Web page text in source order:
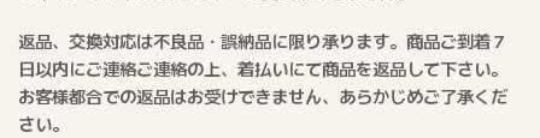
返品、交換対応は不良品・誤納品に限り承ります。商品ご到着７
日以内にご連絡ご連絡の上、着払いにて商品を返品して下さい。
お客様都合での返品はお受けできません、あらかじめご了承くだ
さい。